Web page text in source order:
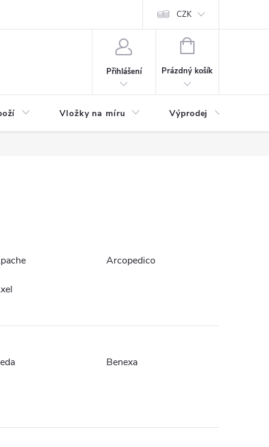
Vrácení, výměna nebo
CZK
Přihlášení
NÁKUPNÍ
Prázdný košík
Vložky na míru Výprodej
Arcopedico
Benexa